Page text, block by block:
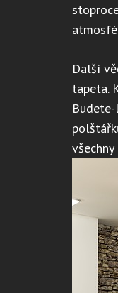
Další
tapeta.